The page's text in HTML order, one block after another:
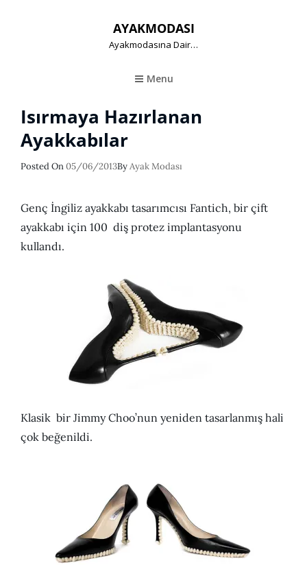
AYAKMODASI
Ayakmodasına Dair…
Menu
Isırmaya Hazırlanan
Ayakkabılar
Posted OnPosted
05/06/2013ByAyak Modası
Genç İngiliz ayakkabı tasarımcısı Fantich, bir çift
ayakkabı için 100 diş protez implantasyonu
kullandı.
Klasik bir Jimmy Choo’nun yeniden tasarlanmış hali
çok beğenildi.